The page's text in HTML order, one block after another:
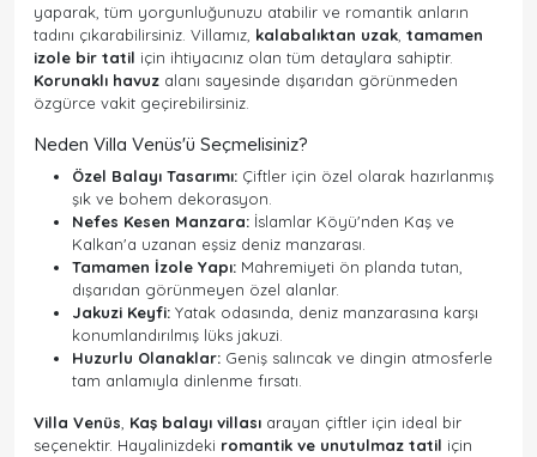
yaparak, tüm yorgunluğunuzu atabilir ve romantik anların
tadını çıkarabilirsiniz. Villamız, kalabalıktan uzak tamamen
izole bir tatil için ihtiyacınız olan tüm detaylara sahiptir.
Korunaklı havuz alanı sayesinde dışarıdan görünmeden
özgürce vakit geçirebilirsiniz.
Neden Villa Venüs'ü Seçmelisiniz?
Özel Balayı Tasarımı: Çiftler için özel olarak hazırlanmış
şık ve bohem dekorasyon.
Nefes Kesen Manzara: İslamlar Köyü'nden Kaş ve
Kalkan'a uzanan eşsiz deniz manzarası.
Tamamen İzole Yapı: Mahremiyeti ön planda tutan,
dışarıdan görünmeyen özel alanlar.
Jakuzi Keyfi: Yatak odasında, deniz manzarasına karşı
konumlandırılmış lüks jakuzi.
Huzurlu Olanaklar: Geniş salıncak ve dingin atmosferle
tam anlamıyla dinlenme fırsatı.
Villa Venüs Kaş balayı villası arayan çiftler için ideal bir
seçenektir. Hayalinizdeki romantik ve unutulmaz tatil için